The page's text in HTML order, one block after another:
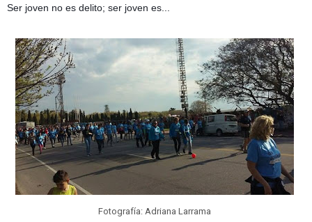
Ser joven no es delito; ser joven es...
Fotografía: Adriana Larrama